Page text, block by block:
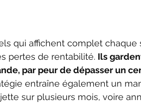
qui affichent complet chaque
pertes de rentabilité. Ils
par peur de dépasser un
entraîne également un
sur plusieurs mois, voire